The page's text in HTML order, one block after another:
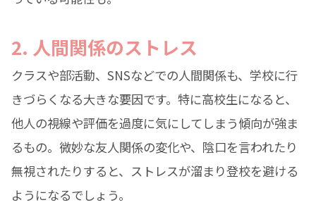
2. 人間関係のストレス
クラスや部活動、SNSなどでの人間関係も、学校に行
きづらくなる大きな要因です。特に高校生になると、
他人の視線や評価を過度に気にしてしまう傾向が強ま
るもの。微妙な友人関係の変化や、陰口を言われたり
無視されたりすると、ストレスが溜まり登校を避ける
ようになるでしょう。